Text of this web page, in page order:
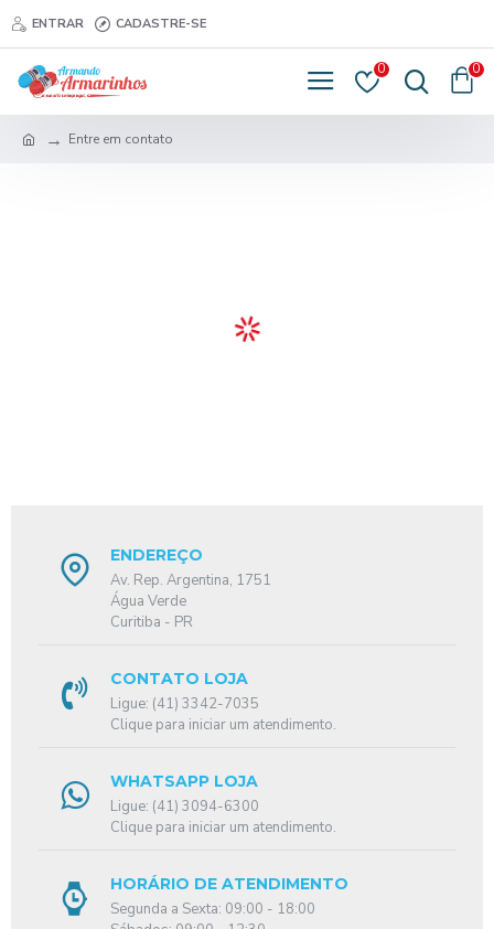
ENTRAR CADASTRE-SE
0 0
Entre em contato
ENDEREÇO
Av. Rep. Argentina, 1751
Água Verde
Curitiba - PR
CONTATO LOJA
Ligue: (41) 3342-7035
Clique para iniciar um atendimento.
WHATSAPP LOJA
Ligue: (41) 3094-6300
Clique para iniciar um atendimento.
HORÁRIO DE ATENDIMENTO
Segunda a Sexta: 09:00 - 18:00